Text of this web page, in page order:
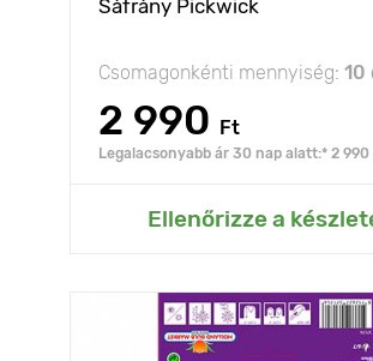
Sáfrány Pickwick
Csomagonkénti mennyiség: 10
2 990 Ft
Legalacsonyabb ár 30 nap alatt:* 2 990
Ellenőrizze a